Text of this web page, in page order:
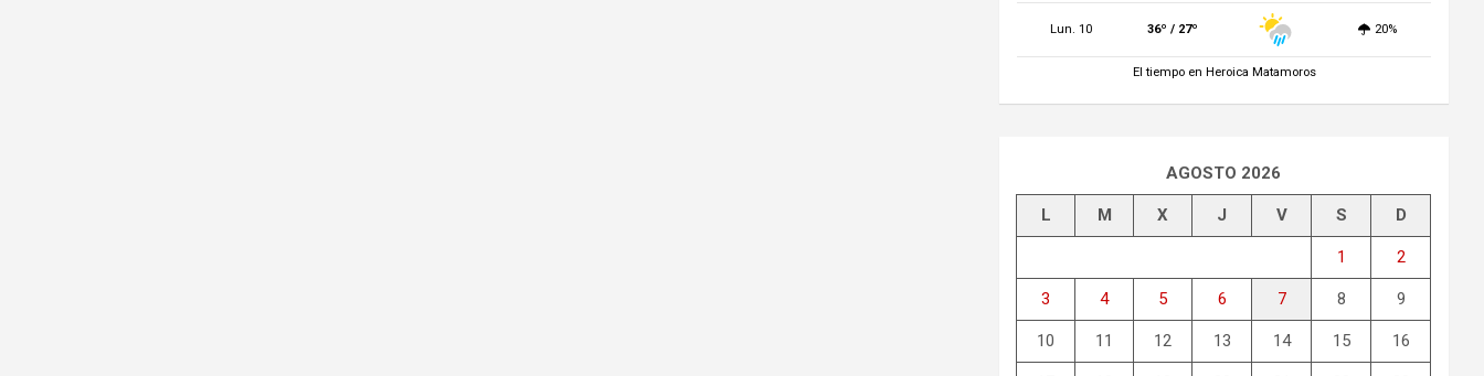
Lun. 10 36º / 27º 20%
El tiempo en Heroica Matamoros
AGOSTO 2026
L M X J V S D
1 2
3 4 5 6 7 8 9
10 11 12 13 14 15 16